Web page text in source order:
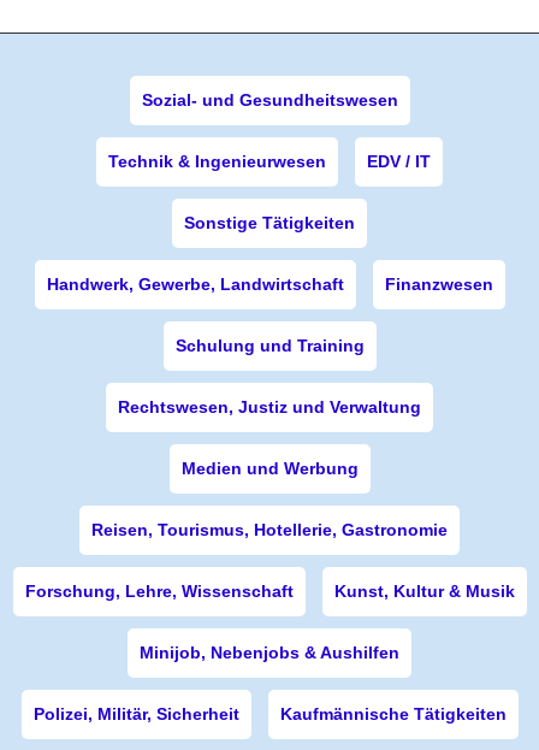
Sozial- und Gesundheitswesen
Technik & Ingenieurwesen EDV / IT
Sonstige Tätigkeiten
Handwerk, Gewerbe, Landwirtschaft Finanzwesen
Schulung und Training
Rechtswesen, Justiz und Verwaltung
Medien und Werbung
Reisen, Tourismus, Hotellerie, Gastronomie
Forschung, Lehre, Wissenschaft Kunst, Kultur & Musik
Minijob, Nebenjobs & Aushilfen
Polizei, Militär, Sicherheit Kaufmännische Tätigkeiten